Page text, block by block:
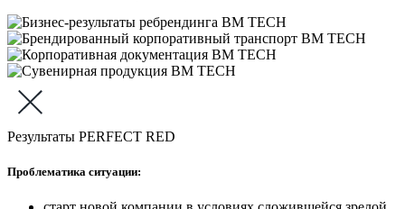
Результаты PERFECT RED
Проблематика ситуации: